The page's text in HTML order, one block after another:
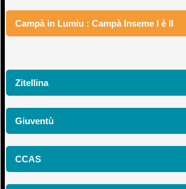
Campà in Lumiu : Campà Inseme I è II
Zitellina
Giuventù
CCAS